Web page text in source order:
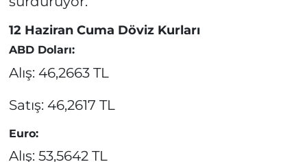
12 Haziran Cuma Döviz Kurları
ABD Doları:
Alış: 46,2663 TL
Satış: 46,2617 TL
Euro:
Alış: 53,5642 TL